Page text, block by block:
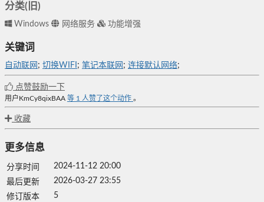
分类(旧)
Windows 网络服务 功能增强
关键词
自动联网 ; 切换WIFI ; 笔记本联网 ; 连接默认网络;
点赞鼓励一下
用户KmCy8qixBAA 等 1 人赞了这个动作 。
收藏
更多信息
分享时间
2024-11-12 20:00
最后更新
2026-03-27 23:55
修订版本
5